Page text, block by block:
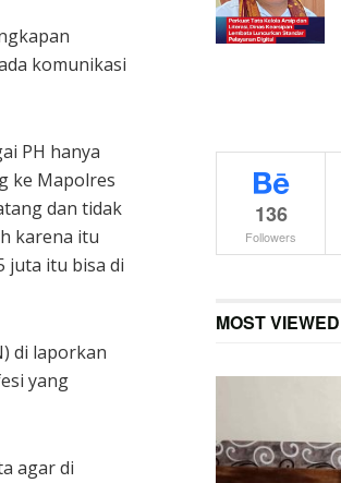
komunikasi
PH hanya
ke Mapolres
dan tidak
karena itu
juta itu bisa di
di laporkan
yang
agar di
136
Followers
MOST VIEWED